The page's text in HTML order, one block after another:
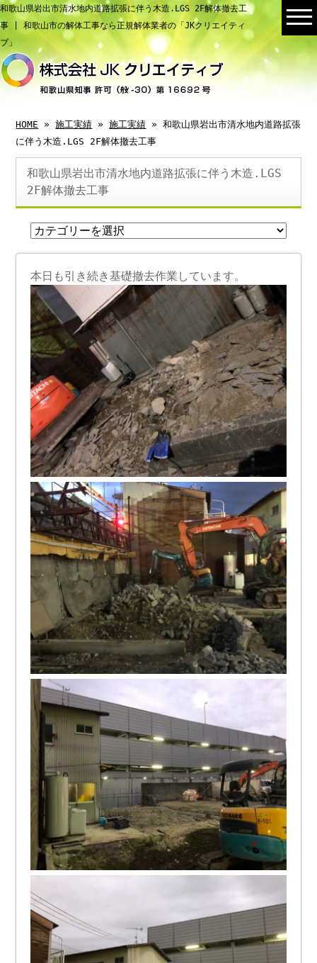
和歌山県岩出市清水地内道路拡張に伴う木造.LGS 2F解体撤去工
事 | 和歌山市の解体工事なら正規解体業者の「JKクリエイティ
ブ」
HOME »施工実績 »施工実績 » 和歌山県岩出市清水地内道路拡張
に伴う木造.LGS 2F解体撤去工事
和歌山県岩出市清水地内道路拡張に伴う木造.LGS
2F解体撤去工事
本日も引き続き基礎撤去作業しています。